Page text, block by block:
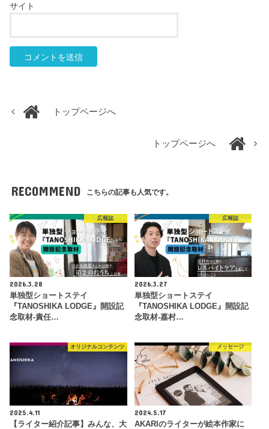
サイト
トップページへ
トップページへ
RECOMMEND こちらの記事も人気です。
広報誌
2026.3.28
単独型ショートステイ
『TANOSHIKA LODGE』開設記
念取材-責任…
広報誌
2026.3.27
単独型ショートステイ
『TANOSHIKA LODGE』開設記
念取材-嘉村…
オリジナルコンテンツ
2025.4.11
【ライター紹介記事】みんな、大
メッセージ
2024.5.17
AKARIのライターが絵本作家に